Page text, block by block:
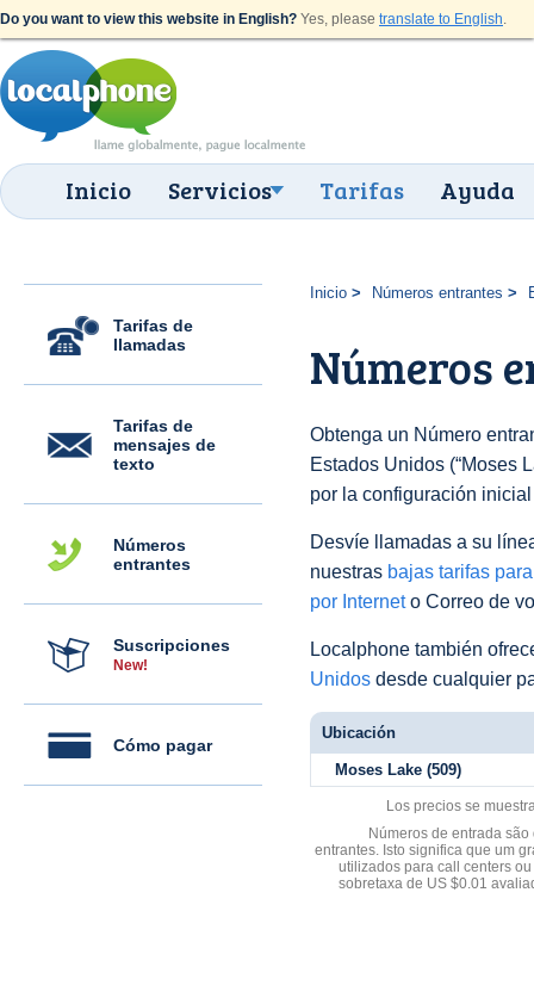
Do you want to view this website in English? Yes, please translate to English.
Inicio Servicios Tarifas Ayuda
Tarifas de
llamadas
Tarifas de
mensajes de
texto
Números
entrantes
Suscripciones
New!
Cómo pagar
Inicio Números entrantes
Números
Obtenga un Número
Estados Unidos (“Moses
por la configuración
Desvíe llamadas a su
nuestras bajas tarifas
por Interneto Correo de
Localphone también
Unidos desde cualquier
Ubicación
Moses Lake (509)
Los precios se
Números de entrada
entrantes. Isto significa que um
utilizados para call centers
sobretaxa de US $0.01